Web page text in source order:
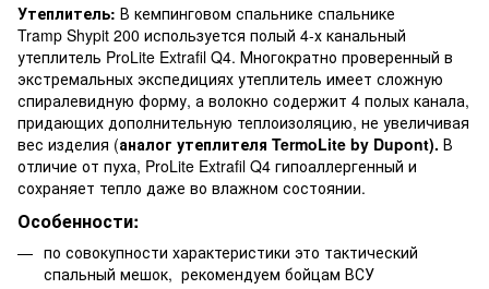
Утеплитель: В кемпинговом спальнике спальнике
Tramp Shypit 200 используется полый 4-х канальный
утеплитель ProLite Extrafil Q4. Многократно проверенный в
экстремальных экспедициях утеплитель имеет сложную
спиралевидную форму, а волокно содержит 4 полых канала,
придающих дополнительную теплоизоляцию, не увеличивая
вес изделия (аналог утеплителя TermoLite by Dupont). В
отличие от пуха, ProLite Extrafil Q4 гипоаллергенный и
сохраняет тепло даже во влажном состоянии.
Особенности:
по совокупности характеристики это тактический
спальный мешок, рекомендуем бойцам ВСУ